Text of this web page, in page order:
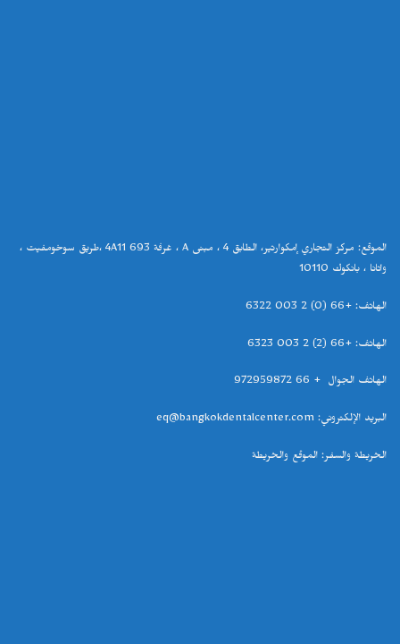
الموقع: مركز التجاري إمكوارتير، الطابق 4 ، مبنى A ، غرفة 4A11 693 ،طريق سوخومفيت ،
واتانا ، بانكوك 10110
الهاتف: +66 (0) 2 003 6322
الهاتف: +66 (2) 2 003 6323
الهاتف الجوال + 66 972959872
البريد الإلكتروني: eq@bangkokdentalcenter.com
الخريطة والسفر: الموقع والخريطة